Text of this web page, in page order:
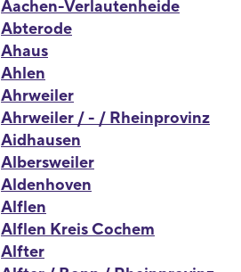
Aachen-Verlautenheide
Abterode
Ahaus
Ahlen
Ahrweiler
Ahrweiler / - / Rheinprovinz
Aidhausen
Albersweiler
Aldenhoven
Alflen
Alflen Kreis Cochem
Alfter